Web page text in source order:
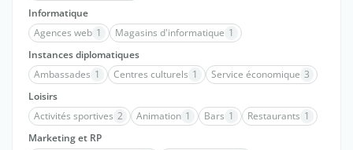
Informatique
Agences web 1 Magasins d'informatique 1
Instances diplomatiques
Ambassades 1 Centres culturels 1 Service économique 3
Loisirs
Activités sportives 2 Animation 1 Bars 1 Restaurants 1
Marketing et RP